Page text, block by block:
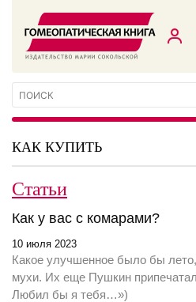
КАК КУПИТЬ
Статьи
Как у вас с комарами?
10 июля 2023
Какое улучшенное было бы
мухи. Их еще Пушкин
Любил бы я тебя…»)